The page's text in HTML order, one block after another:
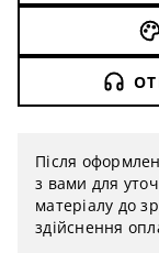
Після
з вами для
матеріалу до
здійснення